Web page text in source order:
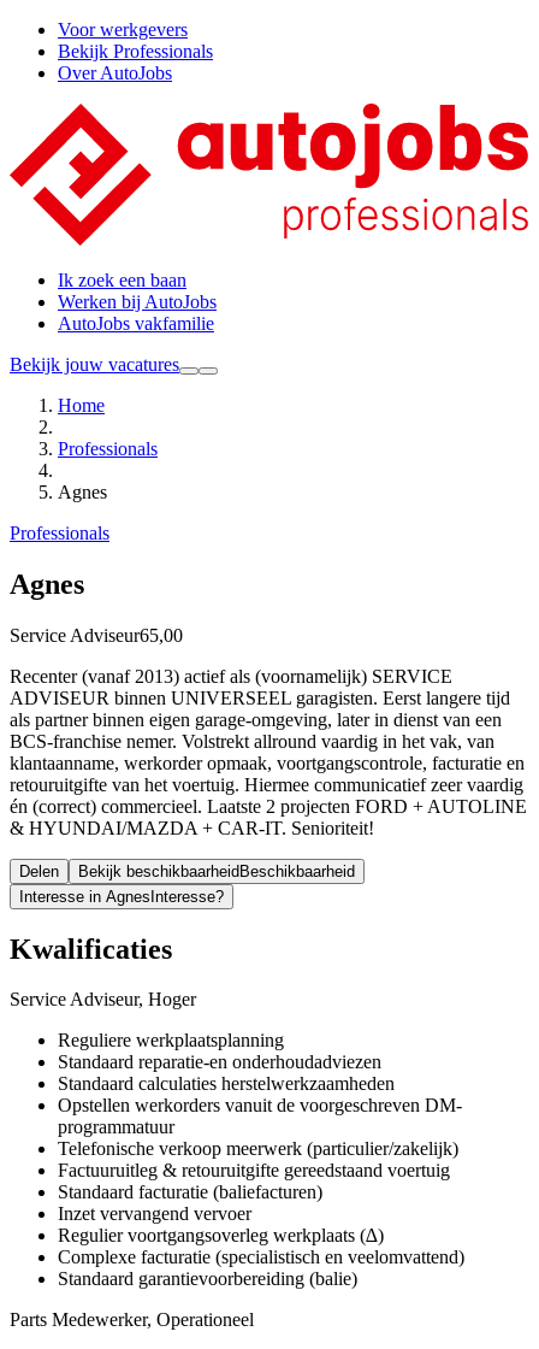
Voor werkgevers
Bekijk Professionals
Over AutoJobs
Ik zoek een baan
Werken bij AutoJobs
AutoJobs vakfamilie
Bekijk jouw vacatures
Home
Professionals
Agnes
Professionals
Agnes
Service Adviseur65,00
Recenter (vanaf 2013) actief als (voornamelijk) SERVICE
ADVISEUR binnen UNIVERSEEL garagisten. Eerst langere tijd
als partner binnen eigen garage-omgeving, later in dienst van een
BCS-franchise nemer. Volstrekt allround vaardig in het vak, van
klantaanname, werkorder opmaak, voortgangscontrole, facturatie en
retouruitgifte van het voertuig. Hiermee communicatief zeer vaardig
én (correct) commercieel. Laatste 2 projecten FORD + AUTOLINE
& HYUNDAI/MAZDA + CAR-IT. Senioriteit!
Delen Bekijk beschikbaarheidBeschikbaarheid
Interesse in AgnesInteresse?
Kwalificaties
Service Adviseur, Hoger
Reguliere werkplaatsplanning
Standaard reparatie-en onderhoudadviezen
Standaard calculaties herstelwerkzaamheden
Opstellen werkorders vanuit de voorgeschreven DM-
programmatuur
Telefonische verkoop meerwerk (particulier/zakelijk)
Factuuruitleg & retouruitgifte gereedstaand voertuig
Standaard facturatie (baliefacturen)
Inzet vervangend vervoer
Regulier voortgangsoverleg werkplaats (∆)
Complexe facturatie (specialistisch en veelomvattend)
Standaard garantievoorbereiding (balie)
Parts Medewerker, Operationeel